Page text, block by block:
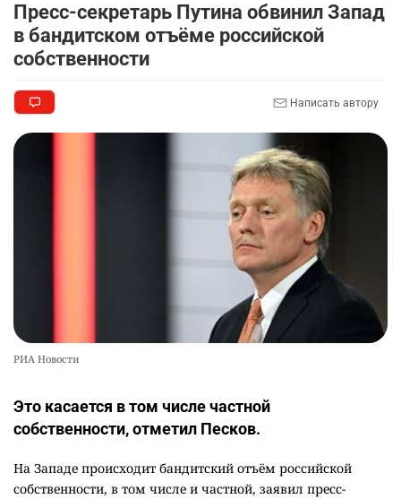
Пресс-секретарь Путина обвинил Запад
в бандитском отъёме российской
собственности
Написать автору
РИА Новости
Это касается в том числе частной
собственности, отметил Песков.
На Западе происходит бандитский отъём российской
собственности, в том числе и частной, заявил пресс-